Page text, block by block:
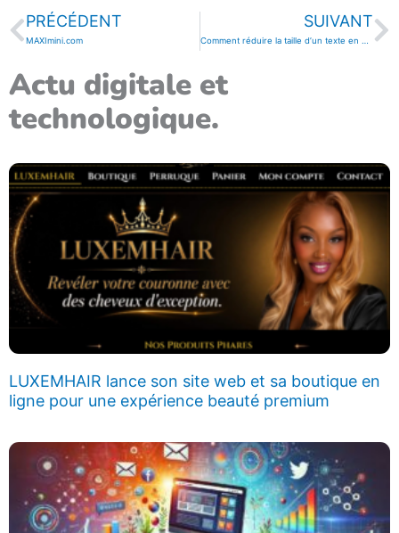
Précédent
PRÉCÉDENT
MAXImini.com
SUIVANT
Actu digitale et
technologique.
LUXEMHAIR lance son site web et sa boutique en
ligne pour une expérience beauté premium